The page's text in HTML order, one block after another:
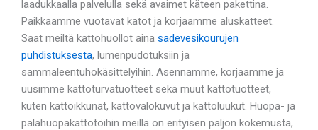
laadukkaalla palvelulla sekä avaimet käteen pakettina.
Paikkaamme vuotavat katot ja korjaamme aluskatteet.
Saat meiltä kattohuollot aina sadevesikourujen
puhdistuksesta, lumenpudotuksiin ja
sammaleentuhokäsittelyihin. Asennamme, korjaamme ja
uusimme kattoturvatuotteet sekä muut kattotuotteet,
kuten kattoikkunat, kattovalokuvut ja kattoluukut. Huopa- ja
palahuopakattotöihin meillä on erityisen paljon kokemusta,